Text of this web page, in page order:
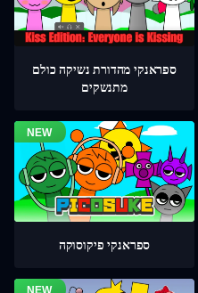
ספראנקי מהדורת נשיקה כולם
מתנשקים
ספראנקי פיקוסוקה